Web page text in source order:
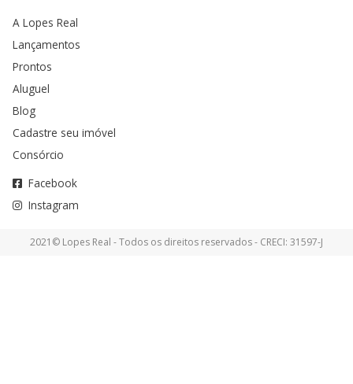
A Lopes Real
Lançamentos
Prontos
Aluguel
Blog
Cadastre seu imóvel
Consórcio
Facebook
Instagram
2021© Lopes Real - Todos os direitos reservados - CRECI: 31597-J